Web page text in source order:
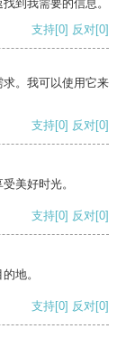
到我需要的信息。
支持[0] 反对[0]
。我可以使用它来
支持[0] 反对[0]
美好时光。
支持[0] 反对[0]
地。
支持[0] 反对[0]